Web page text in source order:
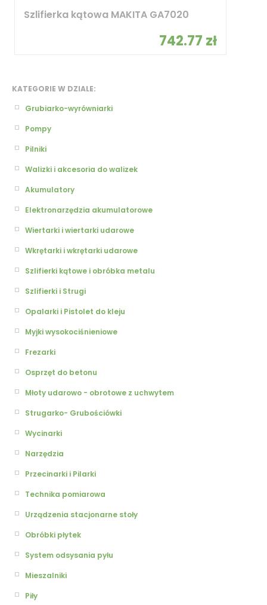
KATEGORIE W DZIALE:
Grubiarko-wyrówniarki
Pompy
Pilniki
Walizki i akcesoria do walizek
Akumulatory
Elektronarzędzia akumulatorowe
Wiertarki i wiertarki udarowe
Wkrętarki i wkrętarki udarowe
Szlifierki kątowe i obróbka metalu
Szlifierki i Strugi
Opalarki i Pistolet do kleju
Myjki wysokociśnieniowe
Frezarki
Osprzęt do betonu
Młoty udarowo - obrotowe z uchwytem
Strugarko- Grubościówki
Wycinarki
Narzędzia
Przecinarki i Pilarki
Technika pomiarowa
Urządzenia stacjonarne stoły
Obróbki płytek
System odsysania pyłu
Mieszalniki
Piły
Szlifierka kątowa MAKITA GA7020
742.77 zł